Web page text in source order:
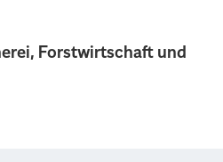
Forstwirtschaft und